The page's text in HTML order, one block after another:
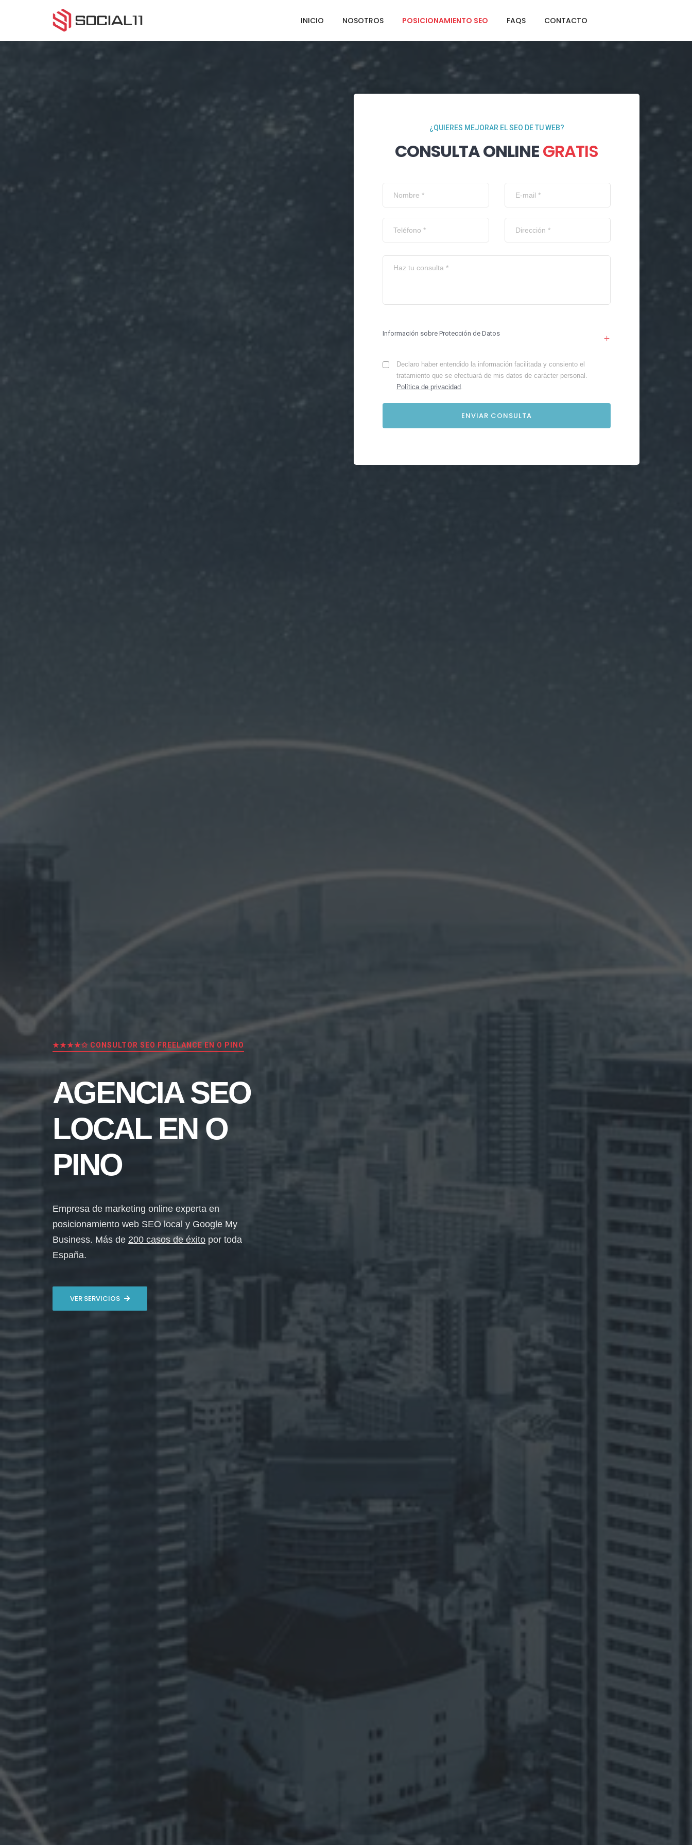
INICIO NOSOTROS POSICIONAMIENTO SEO FAQS CONTACTO
★★★★✩ CONSULTOR SEO FREELANCE EN O PINO
AGENCIA SEO
LOCAL EN O
PINO
Empresa de marketing online experta en
posicionamiento web SEO local y Google My
Business. Más de 200 casos de éxito por toda
España.
VER SERVICIOS
¿QUIERES MEJORAR EL SEO DE TU WEB?
CONSULTA ONLINEGRATIS
Información sobre Protección de Datos
Declaro haber entendido la información facilitada y consiento el
tratamiento que se efectuará de mis datos de carácter personal.
Política de privacidad.